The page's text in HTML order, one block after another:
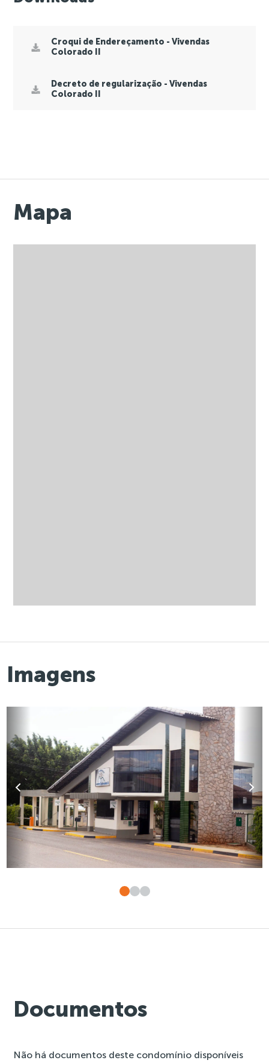
Croqui de Endereçamento - Vivendas
Colorado II
Decreto de regularização - Vivendas
Colorado II
Mapa
Imagens
Documentos
Não há documentos deste condomínio disponíveis